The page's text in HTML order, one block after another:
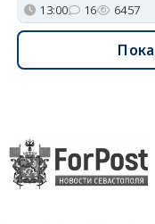
13:00 16 6457